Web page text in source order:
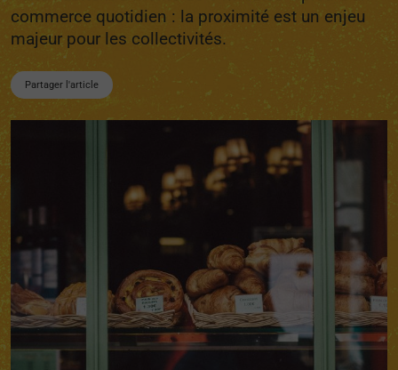
commerce quotidien : la proximité est un enjeu
majeur pour les collectivités.
Partager l'article